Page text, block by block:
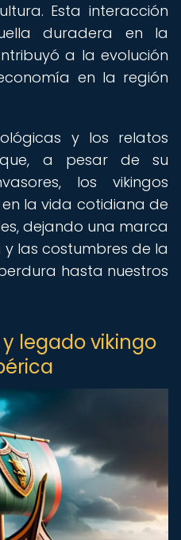
Esta interacción
duradera en la
a la evolución
en la región
y los relatos
que, a pesar de su
los vikingos
la vida cotidiana de
dejando una marca
las costumbres de la
hasta nuestros
legado vikingo